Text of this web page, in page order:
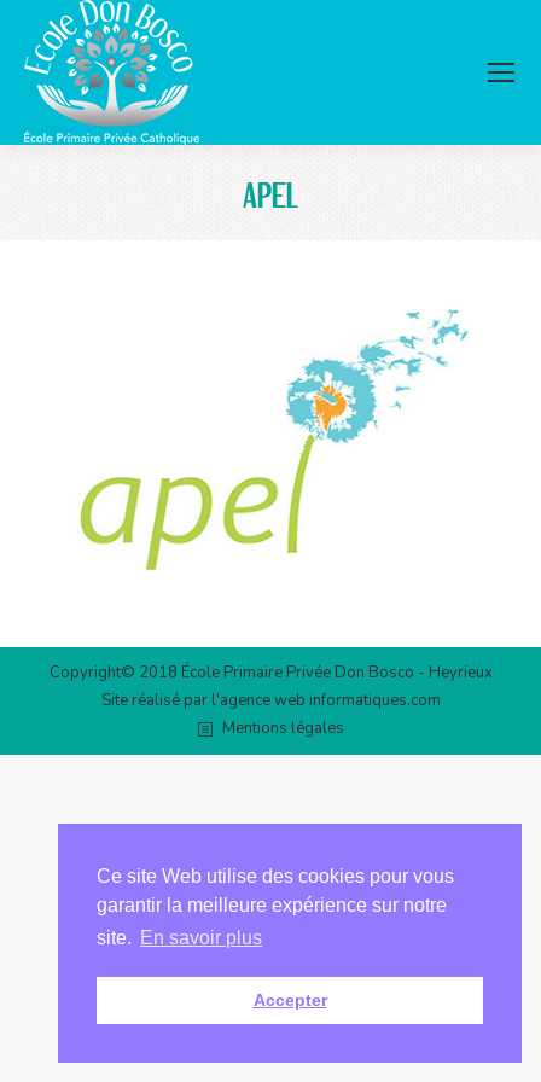
APEL
Copyright© 2018 École Primaire Privée Don Bosco - Heyrieux
Site réalisé par l'agence web informatiques.com
Mentions légales
Ce site Web utilise des cookies pour vous
garantir la meilleure expérience sur notre
site.
En savoir plus
Accepter